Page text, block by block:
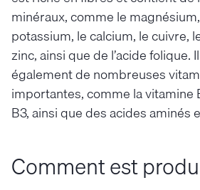
minéraux, comme le
potassium, le calcium, le cuivre,
zinc, ainsi que de l’acide folique.
également de nombreuses
importantes, comme la vitamine
B3, ainsi que des acides aminés
Comment est